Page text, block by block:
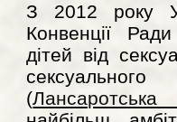
З 2012 року
Конвенції
дітей від
(Лансаротська